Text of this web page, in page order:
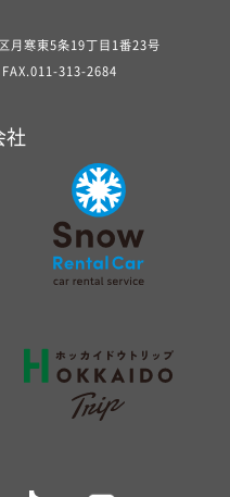
月寒東5条19丁目1番23号
313-2684
社